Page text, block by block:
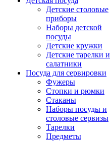
Детские столовые
приборы
Наборы детской
посуды
Детские кружки
Детские тарелки и
салатники
Посуда для сервировки
Фужеры
Стопки и рюмки
Стаканы
Наборы посуды и
столовые сервизы
Тарелки
Предметы